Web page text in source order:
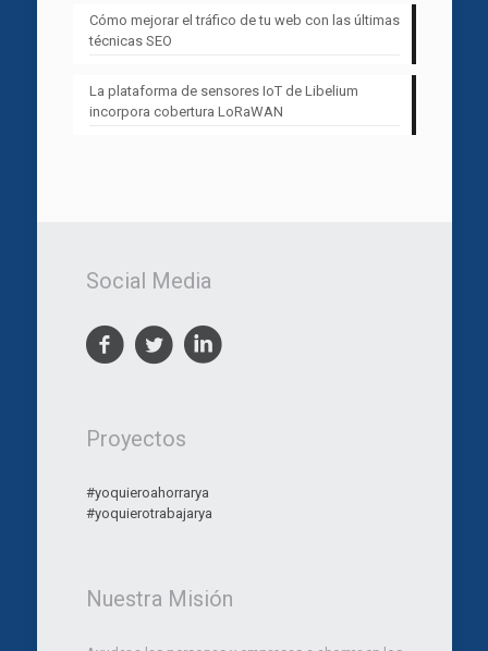
Cómo mejorar el tráfico de tu web con las últimas
técnicas SEO
La plataforma de sensores IoT de Libelium
incorpora cobertura LoRaWAN
Social Media
Proyectos
#yoquieroahorrarya
#yoquierotrabajarya
Nuestra Misión